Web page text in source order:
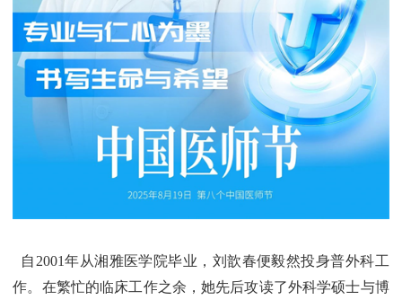
自2001年从湘雅医学院毕业，刘歆春便毅然投身普外科工
作。在繁忙的临床工作之余，她先后攻读了外科学硕士与博